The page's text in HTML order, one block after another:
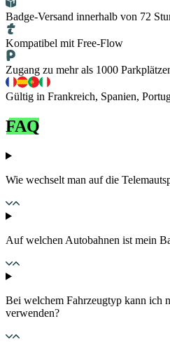
Badge-Versand innerhalb von 72
Kompatibel mit Free-Flow
Zugang zu mehr als 1000
Gültig in Frankreich, Spanien,
FAQ
Wie wechselt man auf die
Auf welchen Autobahnen ist mein
Bei welchem Fahrzeugtyp kann ich
verwenden?